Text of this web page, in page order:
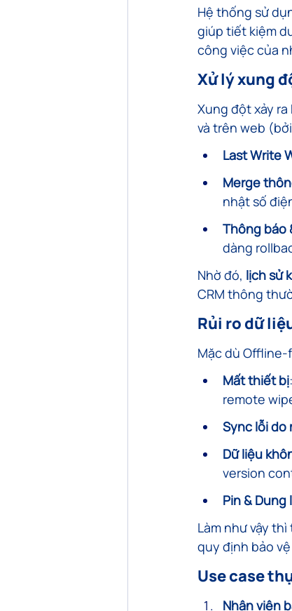
Hệ thống sử
giúp tiết kiệm
công việc của
Xử lý xung
Xung đột xảy
và trên web
Last Write
Merge
nhật số
Thông báo
dàng
Nhờ đó, lịch sử
CRM thông
Rủi ro dữ
Mặc dù Offline-
Mất thiết bị
remote
Sync lỗi do
Dữ liệu
version
Pin & Dung
Làm như vậy
quy định bảo
Use case
Nhân viên